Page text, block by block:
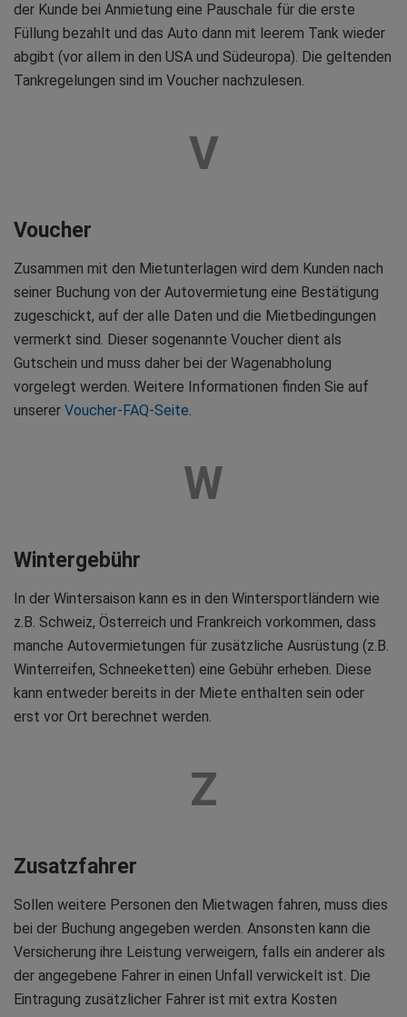
der Kunde bei Anmietung eine Pauschale für die erste
Füllung bezahlt und das Auto dann mit leerem Tank wieder
abgibt (vor allem in den USA und Südeuropa). Die geltenden
Tankregelungen sind im Voucher nachzulesen.
V
Voucher
Zusammen mit den Mietunterlagen wird dem Kunden nach
seiner Buchung von der Autovermietung eine Bestätigung
zugeschickt, auf der alle Daten und die Mietbedingungen
vermerkt sind. Dieser sogenannte Voucher dient als
Gutschein und muss daher bei der Wagenabholung
vorgelegt werden. Weitere Informationen finden Sie auf
unserer Voucher-FAQ-Seite.
W
Wintergebühr
In der Wintersaison kann es in den Wintersportländern wie
z.B. Schweiz, Österreich und Frankreich vorkommen, dass
manche Autovermietungen für zusätzliche Ausrüstung (z.B.
Winterreifen, Schneeketten) eine Gebühr erheben. Diese
kann entweder bereits in der Miete enthalten sein oder
erst vor Ort berechnet werden.
Z
Zusatzfahrer
Sollen weitere Personen den Mietwagen fahren, muss dies
bei der Buchung angegeben werden. Ansonsten kann die
Versicherung ihre Leistung verweigern, falls ein anderer als
der angegebene Fahrer in einen Unfall verwickelt ist. Die
Eintragung zusätzlicher Fahrer ist mit extra Kosten